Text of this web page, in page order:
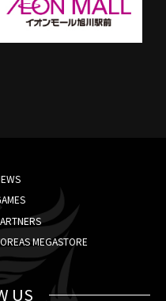
MEGASTORE
US